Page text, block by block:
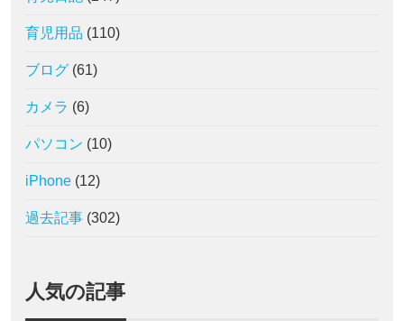
育児用品 (110)
ブログ (61)
カメラ (6)
パソコン (10)
iPhone (12)
過去記事 (302)
人気の記事